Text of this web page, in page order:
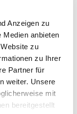
Anzeigen zu
Medien anbieten
zu
zu Ihrer
Partner für
weiter. Unsere
mit
bereitgestellt
der Heilung